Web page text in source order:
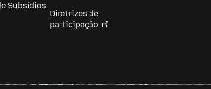
Subsídios
Diretrizes de
participação